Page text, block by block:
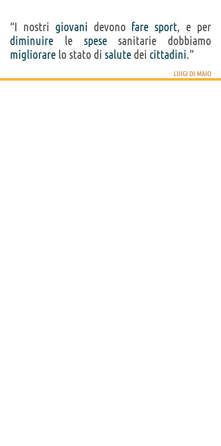
“I nostri giovani devono fare sport, e per
diminuire le spesesanitarie dobbiamo
migliorare lo stato di salute dei cittadini.”
LUIGI DI MAIO